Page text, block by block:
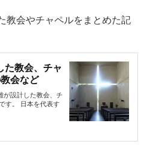
教会やチャペルをまとめた記
た教会、チャ
会など
が設計した教会、チ
す。 日本を代表す